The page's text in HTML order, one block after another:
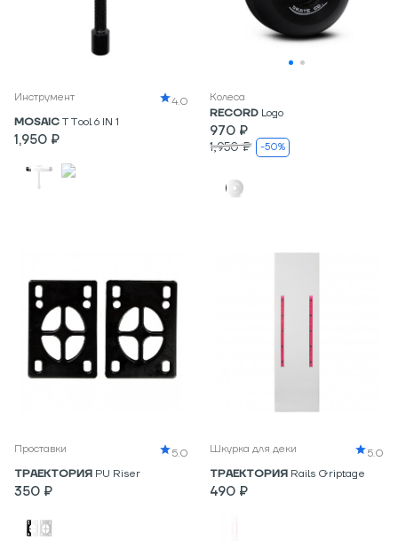
Инструмент
4.0
MOSAIC T Tool 6 IN 1
1,950 ₽
Колеса
RECORD Logo
970 ₽
1,950 ₽ -50%
Проставки
5.0
ТРАЕКТОРИЯ PU Riser
350 ₽
Шкурка для деки
5.0
ТРАЕКТОРИЯ Rails Griptage
490 ₽